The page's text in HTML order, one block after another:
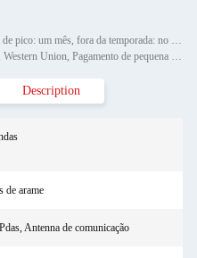
Tempo de entrega: Prazo de entrega na época de pico: um mês, fora da temporada: no prazo de 15 dias úteis
Termos de pagamento: LC, T/T, D/P, PayPal, Western Union, Pagamento de pequena quantidade,
Description
de arame
Antenna de comunicação